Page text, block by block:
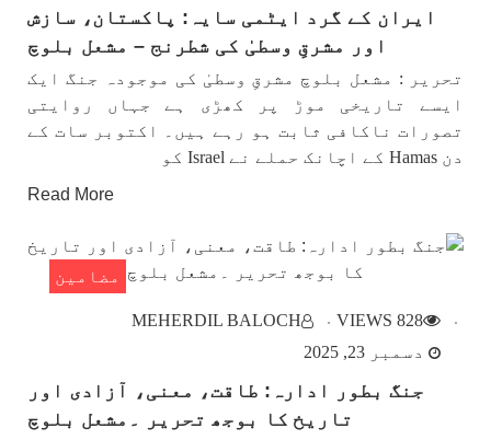
‏بلوچستان کے تیزی سے بدلتے حالات- عاصم جان
تحریر : عاصم جان ۲۷ اگست، ۲۰۲۴ بلوچستان میں
حالات بہت تیزی سے بدل رہے ہیں۔ ۱- پہلے ۶ دسمبر
۲۰۲۳ سے بلوچ یکجہتی کمیٹی نے اسلام آباد لانگ
مارچ اور پھر وہاں دھرنا دے
ایران کے گرد ایٹمی سایہ: پاکستان، سازش
اور مشرقِ وسطیٰ کی شطرنج – مشعل بلوچ
تحریر : مشعل بلوچ مشرقِ وسطیٰ کی موجودہ جنگ ایک
ایسے تاریخی موڑ پر کھڑی ہے جہاں روایتی
تصورات ناکافی ثابت ہو رہے ہیں۔ اکتوبر سات کے
دن Hamas کے اچانک حملے نے Israel کو
Read More
مضامین
828 VIEWS
MEHERDIL BALOCH
دسمبر 23, 2025
جنگ بطور ادارہ: طاقت، معنی، آزادی اور
تاریخ کا بوجھ تحریر ۔مشعل بلوچ